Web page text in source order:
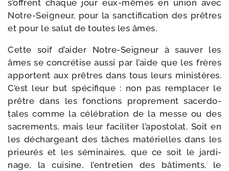
s’offrent chaque jour eux-​mêmes en union avec
Notre-​Seigneur, pour la sanc­ti­fi­ca­tion des prêtres
et pour le salut de toutes les âmes.
Cette soif d’aider Notre-​Seigneur à sau­ver les
âmes se concré­tise aus­si par l’aide que les frères
apportent aux prêtres dans tous leurs minis­tères.
C’est leur but spé­ci­fique : non pas rem­pla­cer le
prêtre dans les fonc­tions pro­pre­ment sacer­do­
tales comme la célé­bra­tion de la messe ou des
sacre­ments, mais leur faci­li­ter l’apostolat. Soit en
les déchar­geant des tâches maté­rielles dans les
prieu­rés et les sémi­naires, que ce soit le jar­di­
nage, la cui­sine, l’entretien des bâti­ments, le